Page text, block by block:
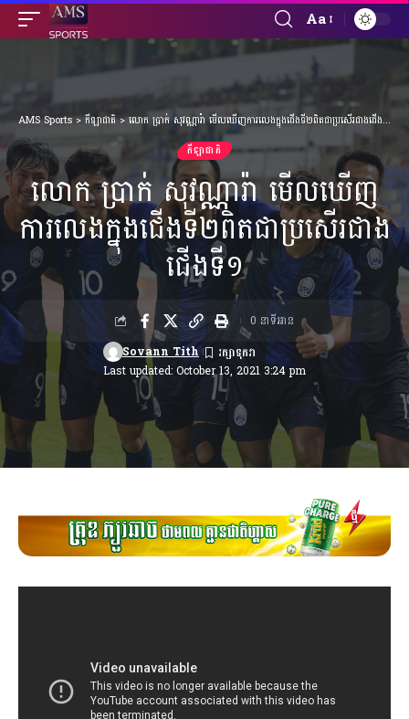
Font
Resizer
Aa
AMS Sports>កីឡាជាតិ>លោក ប្រាក់ សុវណ្ណារ៉ា មើលឃើញការលេងក្នុងជើងទី២ពិតជាប្រសើរជាងជើងទី១
កីឡាជាតិ
លោក ប្រាក់ សុវណ្ណារ៉ា មើលឃើញ
ការលេងក្នុងជើងទី២ពិតជាប្រសើរជាង
ជើងទី១
Last updated: October 13, 2021 3:24 pm
Sovann Tith
0 នាទីអាន